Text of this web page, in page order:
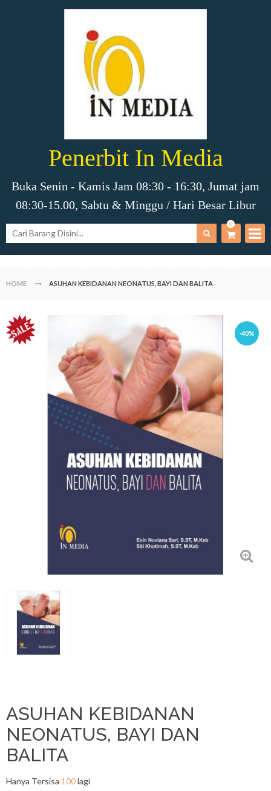
Penerbit In Media
Buka Senin - Kamis Jam 08:30 - 16:30, Jumat jam
08:30-15.00, Sabtu & Minggu / Hari Besar Libur
0
HOME ASUHAN KEBIDANAN NEONATUS, BAYI DAN BALITA
-40%
ASUHAN KEBIDANAN
NEONATUS, BAYI DAN
BALITA
Hanya Tersisa 100lagi